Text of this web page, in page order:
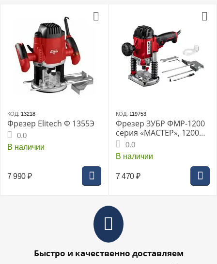
КОД: 13218
Фрезер Elitech Ф 1355Э
0.0
В наличии
7 990 ₽
КОД: 119753
Фрезер ЗУБР ФМР-1200
серия «МАСТЕР», 1200Вт,
цанга 6/8мм, LED-
подсветка
0.0
В наличии
7 470 ₽
Быстро и качественно доставляем